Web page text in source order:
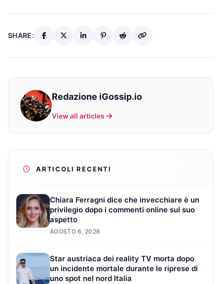
SHARE:
Redazione iGossip.io
View all articles
ARTICOLI RECENTI
Chiara Ferragni dice che invecchiare è un
privilegio dopo i commenti online sul suo
aspetto
AGOSTO 6, 2026
Star austriaca dei reality TV morta dopo
un incidente mortale durante le riprese di
uno spot nel nord Italia